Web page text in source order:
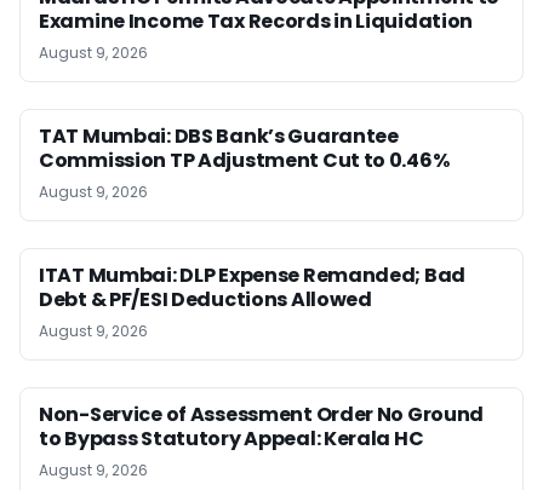
Examine Income Tax Records in Liquidation
August 9, 2026
TAT Mumbai: DBS Bank’s Guarantee
Commission TP Adjustment Cut to 0.46%
August 9, 2026
ITAT Mumbai: DLP Expense Remanded; Bad
Debt & PF/ESI Deductions Allowed
August 9, 2026
Non-Service of Assessment Order No Ground
to Bypass Statutory Appeal: Kerala HC
August 9, 2026